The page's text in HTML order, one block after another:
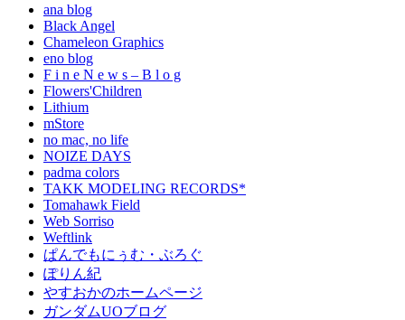
ana blog
Black Angel
Chameleon Graphics
eno blog
F i n e N e w s – B l o g
Flowers'Children
Lithium
mStore
no mac, no life
NOIZE DAYS
padma colors
TAKK MODELING RECORDS*
Tomahawk Field
Web Sorriso
Weftlink
ぱんでもにぅむ・ぶろぐ
ぽりん紀
やすおかのホームページ
ガンダムUOブログ